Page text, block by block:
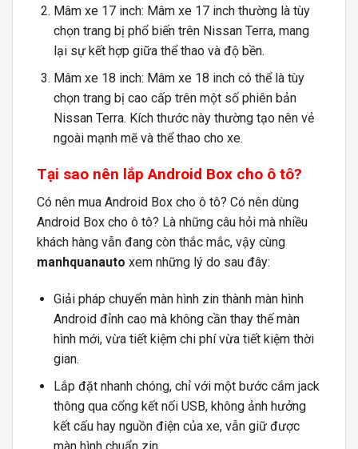
Mâm xe 17 inch: Mâm xe 17 inch thường là tùy
chọn trang bị phổ biến trên Nissan Terra, mang
lại sự kết hợp giữa thể thao và độ bền.
Mâm xe 18 inch: Mâm xe 18 inch có thể là tùy
chọn trang bị cao cấp trên một số phiên bản
Nissan Terra. Kích thước này thường tạo nên vẻ
ngoài mạnh mẽ và thể thao cho xe.
Tại sao nên lắp Android Box cho ô tô?
Có nên mua Android Box cho ô tô? Có nên dùng
Android Box cho ô tô? Là những câu hỏi mà nhiều
khách hàng vẫn đang còn thắc mắc, vậy cùng
manhquanauto xem những lý do sau đây:
Giải pháp chuyển màn hình zin thành màn hình
Android đỉnh cao mà không cần thay thế màn
hình mới, vừa tiết kiệm chi phí vừa tiết kiệm thời
gian.
Lắp đặt nhanh chóng, chỉ với một bước cắm jack
thông qua cổng kết nối USB, không ảnh hưởng
kết cấu hay nguồn điện của xe, vẫn giữ được